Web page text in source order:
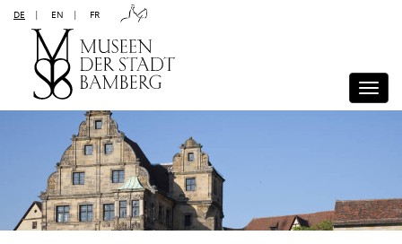
DE EN FR
Kontakt Sitemap Impressum
Disclaimer
Presse